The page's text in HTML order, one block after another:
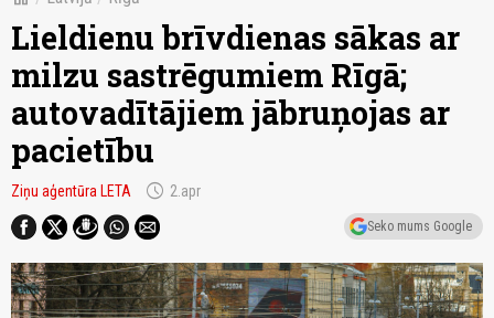
Lieldienu brīvdienas sākas ar
milzu sastrēgumiem Rīgā;
autovadītājiem jābruņojas ar
pacietību
Ziņu aģentūra LETA schedule 2.apr
Seko mums Google